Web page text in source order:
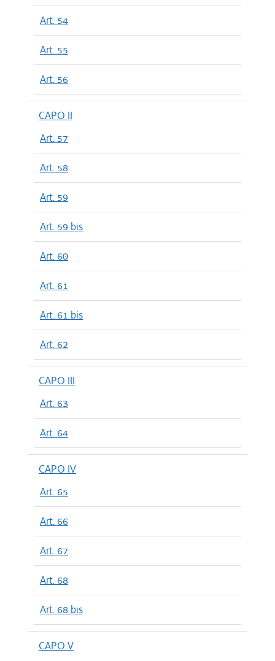
Art. 54
Art. 55
Art. 56
CAPO II
Art. 57
Art. 58
Art. 59
Art. 59 bis
Art. 60
Art. 61
Art. 61 bis
Art. 62
CAPO III
Art. 63
Art. 64
CAPO IV
Art. 65
Art. 66
Art. 67
Art. 68
Art. 68 bis
CAPO V